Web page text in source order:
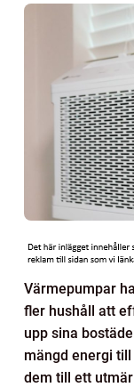
Värmepumpar
fler hushåll att
upp sina
mängd energi
dem till ett